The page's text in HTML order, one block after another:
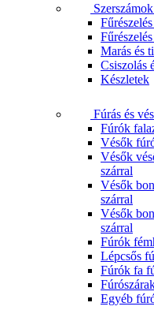
Marás és
Csiszolás
Készletek
Fúrás és
Fúrók
Vésők
Vésők
szárral
Vésők
szárral
Vésők
szárral
Fúrók
Lépcsős
Fúrók fa
Egyéb